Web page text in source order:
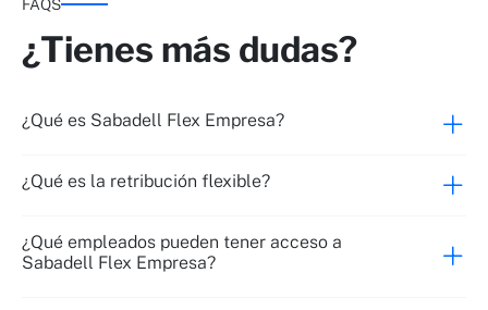
FAQS
¿Tienes más dudas?
¿Qué es Sabadell Flex Empresa?
¿Qué es la retribución flexible?
¿Qué empleados pueden tener acceso a
Sabadell Flex Empresa?